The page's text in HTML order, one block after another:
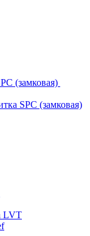
(замковая)
SPC (замковая)
LVT